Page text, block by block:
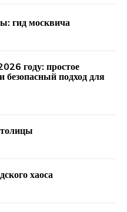
гид москвича
году: простое
безопасный подход для
хаоса